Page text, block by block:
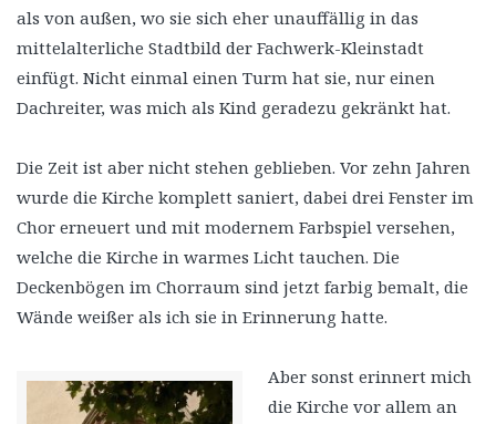
als von außen, wo sie sich eher unauffällig in das
mittelalterliche Stadtbild der Fachwerk-Kleinstadt
einfügt. Nicht einmal einen Turm hat sie, nur einen
Dachreiter, was mich als Kind geradezu gekränkt hat.
Die Zeit ist aber nicht stehen geblieben. Vor zehn Jahren
wurde die Kirche komplett saniert, dabei drei Fenster im
Chor erneuert und mit modernem Farbspiel versehen,
welche die Kirche in warmes Licht tauchen. Die
Deckenbögen im Chorraum sind jetzt farbig bemalt, die
Wände weißer als ich sie in Erinnerung hatte.
Aber sonst erinnert mich
die Kirche vor allem an